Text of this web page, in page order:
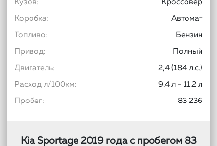
Кузов: Кроссовер
Коробка: Автомат
Топливо: Бензин
Привод: Полный
Двигатель: 2,4 (184 л.с.)
Расход л/100км: 9.4 л - 11.2 л
Пробег: 83 236
Kia Sportage 2019 года с пробегом 83